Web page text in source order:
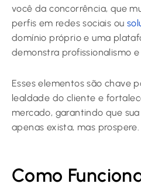
você da concorrência, que
perfis em redes sociais ou
domínio próprio e uma
demonstra profissionalismo e
Esses elementos são chave
lealdade do cliente e
mercado, garantindo que
apenas exista, mas prospere.
Como